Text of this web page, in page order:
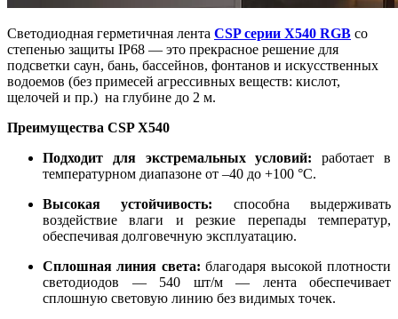
Светодиодная герметичная лента CSP серии X540 RGB со
степенью защиты IP68 — это прекрасное решение для
подсветки саун, бань, бассейнов, фонтанов и искусственных
водоемов (без примесей агрессивных веществ: кислот,
щелочей и пр.) на глубине до 2 м.
Преимущества CSP X540
Подходит для экстремальных условий: работает в
температурном диапазоне от –40 до +100 °C.
Высокая устойчивость: способна выдерживать
воздействие влаги и резкие перепады температур,
обеспечивая долговечную эксплуатацию.
Сплошная линия света: благодаря высокой плотности
светодиодов — 540 шт/м — лента обеспечивает
сплошную световую линию без видимых точек.